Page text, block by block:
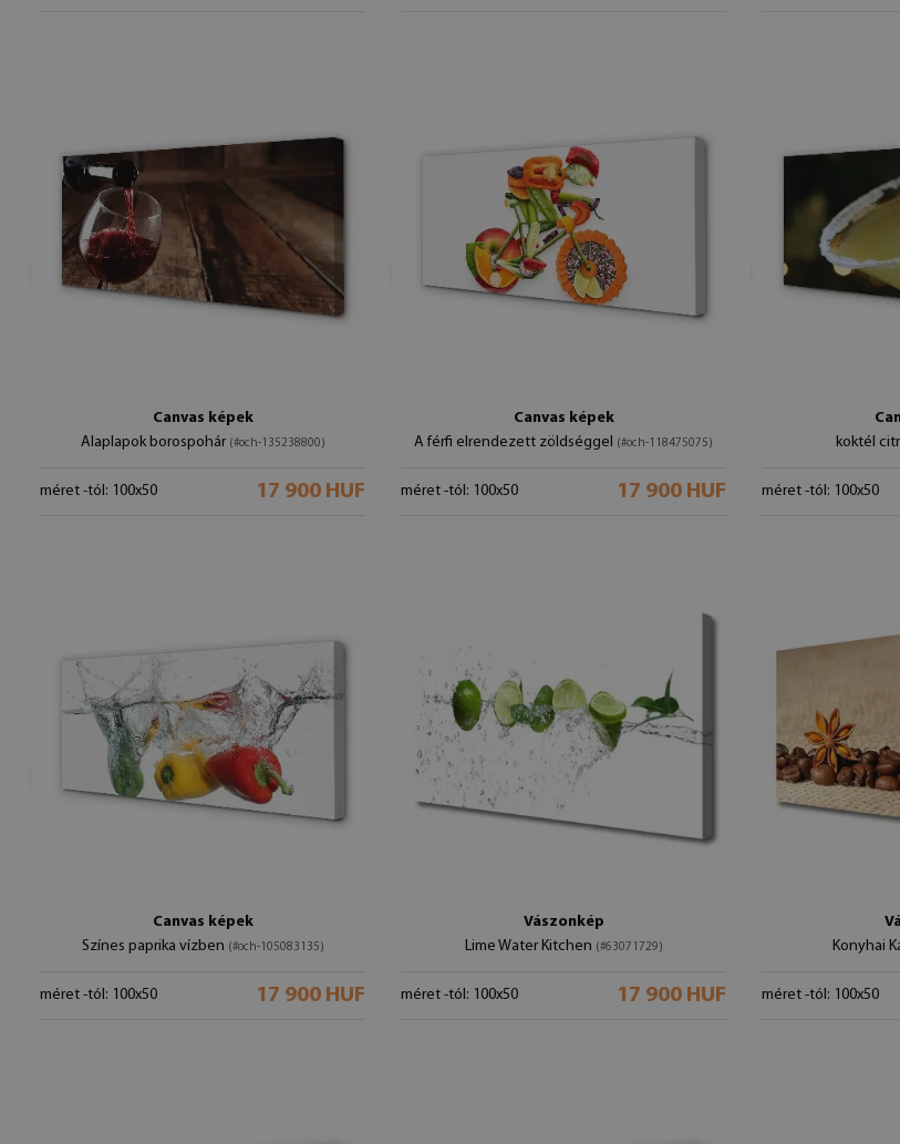
Canvas képek
Alaplapok borospohár (#och-135238800)
méret -tól: 100x50 17 900 HUF
Canvas képek
A férfi elrendezett zöldséggel (#och-118475075)
méret -tól: 100x50 17 900 HUF
koktél
méret -tól: 100x50
Canvas képek
Színes paprika vízben (#och-105083135)
méret -tól: 100x50 17 900 HUF
Vászonkép
Lime Water Kitchen (#63071729)
méret -tól: 100x50 17 900 HUF
Konyhai
méret -tól: 100x50